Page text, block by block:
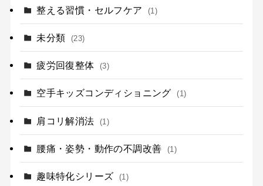
整える習慣・セルフケア (1)
未分類 (23)
疲労回復整体 (3)
空手キッズコンディショニング (1)
肩コリ解消法 (1)
腰痛・姿勢・動作の不調改善 (1)
趣味特化シリーズ (1)